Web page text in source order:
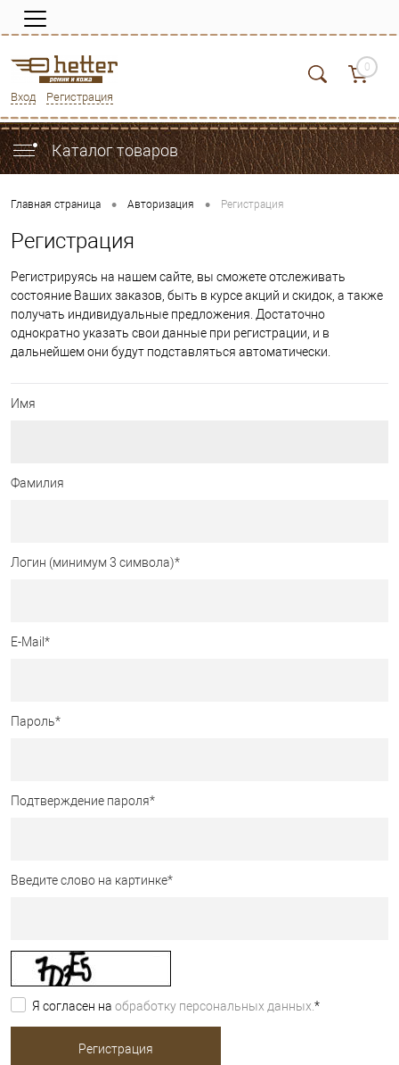
Вход Регистрация
0
Каталог товаров
Главная страница • Авторизация • Регистрация
Регистрация
Регистрируясь на нашем сайте, вы сможете отслеживать
состояние Ваших заказов, быть в курсе акций и скидок, а также
получать индивидуальные предложения. Достаточно
однократно указать свои данные при регистрации, и в
дальнейшем они будут подставляться автоматически.
Имя
Фамилия
Логин (минимум 3 символа)*
E-Mail *
Пароль*
Подтверждение пароля*
Введите слово на картинке*
Я согласен на обработку персональных данных. *